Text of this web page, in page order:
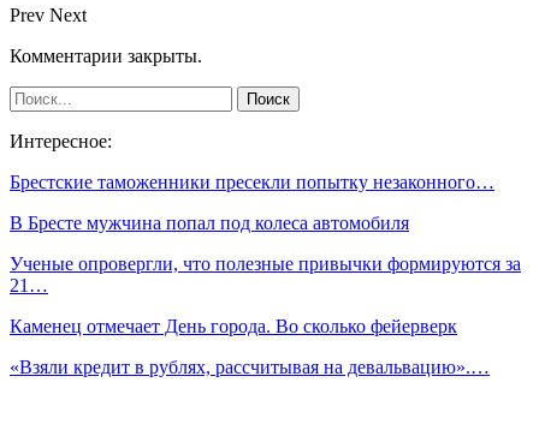
Prev Next
Комментарии закрыты.
Интересное:
Брестские таможенники пресекли попытку незаконного…
В Бресте мужчина попал под колеса автомобиля
Ученые опровергли, что полезные привычки формируются за
21…
Каменец отмечает День города. Во сколько фейерверк
«Взяли кредит в рублях, рассчитывая на девальвацию».…